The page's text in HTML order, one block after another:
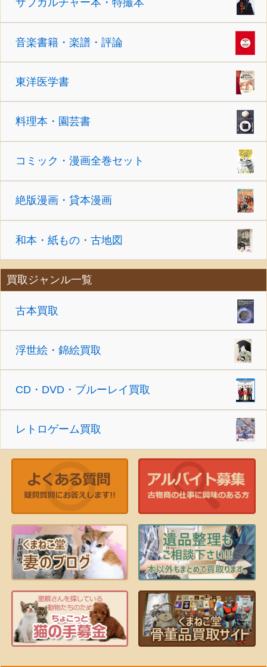
サブカルチャー本・特撮本
音楽書籍・楽譜・評論
東洋医学書
料理本・園芸書
コミック・漫画全巻セット
絶版漫画・貸本漫画
和本・紙もの・古地図
買取ジャンル一覧
古本買取
浮世絵・錦絵買取
CD・DVD・ブルーレイ買取
レトロゲーム買取